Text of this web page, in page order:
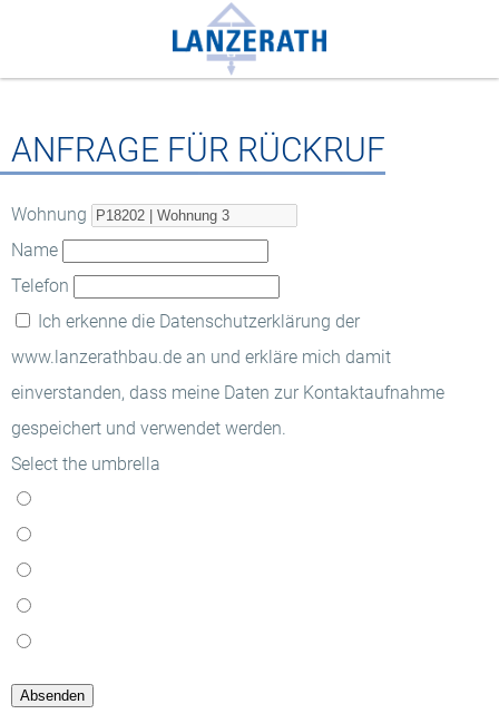
ANFRAGE FÜR RÜCKRUF
Wohnung
Name
Telefon
Ich erkenne die Datenschutzerklärung der
www.lanzerathbau.de an und erkläre mich damit
einverstanden, dass meine Daten zur Kontaktaufnahme
gespeichert und verwendet werden.
Select the umbrella
Absenden